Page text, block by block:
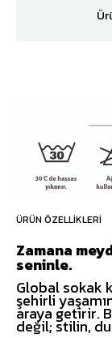
ÜRÜN ÖZELLIKLERI
Zamana
seninle.
Global sokak
şehirli
araya getirir.
değil; stilin,